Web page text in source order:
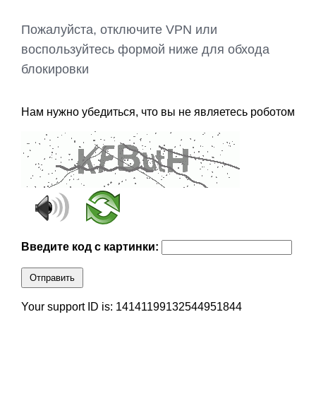
Пожалуйста, отключите VPN или
воспользуйтесь формой ниже для обхода
блокировки
Нам нужно убедиться, что вы не являетесь роботом
Введите код с картинки:
Отправить
Your support ID is: 14141199132544951844